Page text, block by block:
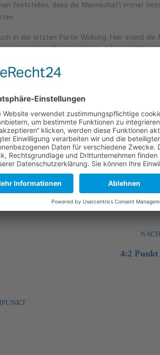
feststellen, dass die Mannschaft immer
in der letzten Partie Wirkung. Hier stand die
deutlichen Sieg mit 11:1 und 11:4 einfahren.
kann die 3. Mannschaft des Leichlinger
(07.05.2023 in Overath) wird man
sich in der Landesliga zu etablieren.
Spielbericht
4:2